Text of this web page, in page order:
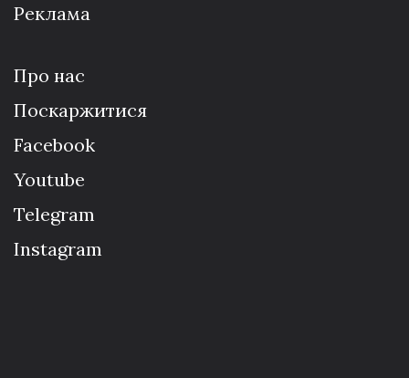
Реклама
Про нас
Поскаржитися
Facebook
Youtube
Telegram
Instagram